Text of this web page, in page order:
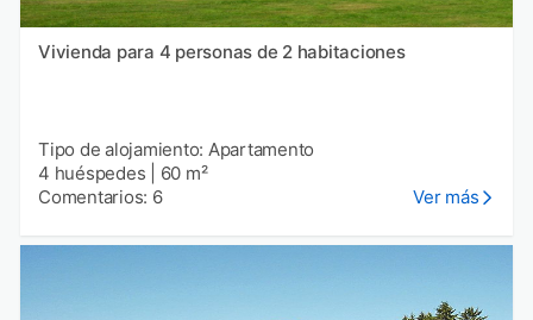
Vivienda para 4 personas de 2 habitaciones
Tipo de alojamiento: Apartamento
4 huéspedes
60 m²
Comentarios: 6
Ver más